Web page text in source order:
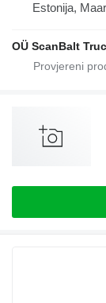
Estonija,
OÜ ScanBalt